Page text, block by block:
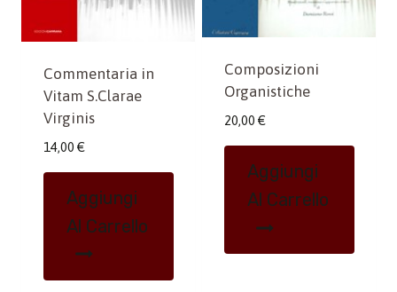
Commentaria in
Vitam S.Clarae
Virginis
14,00 €
Aggiungi
Al Carrello
Composizioni
Organistiche
20,00 €
Aggiungi
Al Carrello